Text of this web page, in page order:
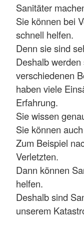
Sanitäter
Sie können bei
schnell helfen.
Denn sie sind
Deshalb
verschiedenen
haben viele
Erfahrung.
Sie wissen
Sie können
Zum Beispiel
Verletzten.
Dann können
helfen.
Deshalb sind
unserem